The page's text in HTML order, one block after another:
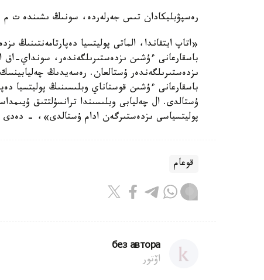
رەسپۋبليكادان تىس جەرلەردە، سونىڭ ىشىندە ت م د
«اتاپ ايتقاندا، الماتى پوليتسيا
باسقارعانى ءۇشىن ىزدەستىرىلگەندەر، سونداي-اق
ىزدەستىرىلگەندەر ۇستالعان. رەسەيدىڭ
ۇستالدى. ال چەليابى وبلىسىندا ترانسۇلتتىق
پوليتسياسى ىزدەستىرگەن ادام ۇستالدى»، -
قوعام
без автора
اۆتور